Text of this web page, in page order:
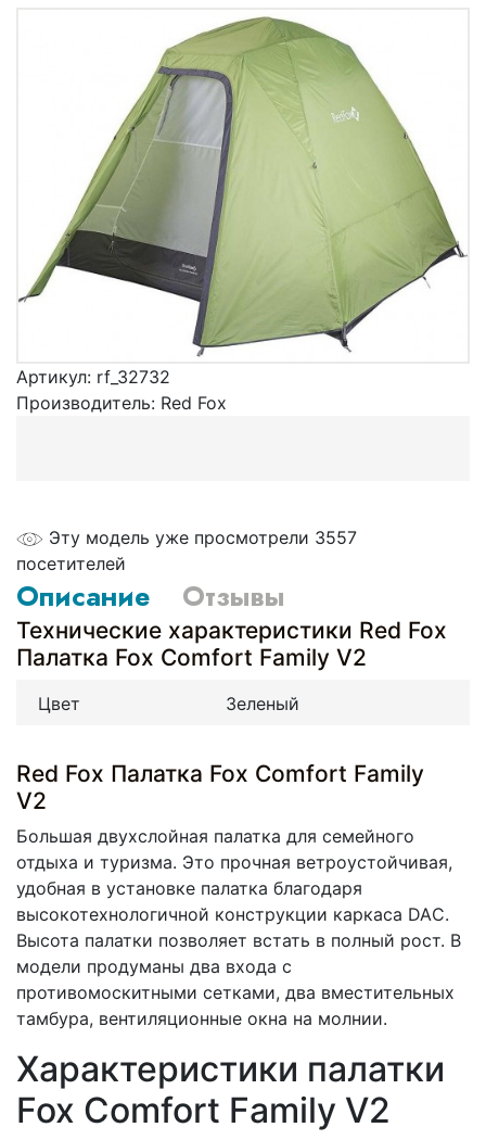
Артикул: rf_32732
Производитель: Red Fox
Эту модель уже просмотрели 3557
посетителей
Описание Отзывы
Технические характеристики Red Fox
Палатка Fox Comfort Family V2
Цвет Зеленый
Red Fox Палатка Fox Comfort Family
V2
Большая двухслойная палатка для семейного
отдыха и туризма. Это прочная ветроустойчивая,
удобная в установке палатка благодаря
высокотехнологичной конструкции каркаса DAС.
Высота палатки позволяет встать в полный рост. В
модели продуманы два входа c
противомоскитными сетками, два вместительных
тамбура, вентиляционные окна на молнии.
Характеристики палатки
Fox Comfort Family V2